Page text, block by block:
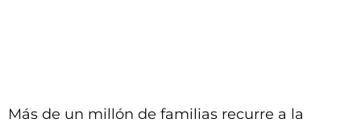
Más de un millón de familias recurre a la